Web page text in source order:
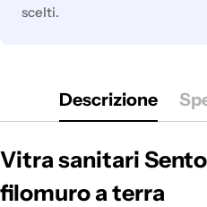
scelti.
Descrizione
Vitra sanitari
filomuro a terra